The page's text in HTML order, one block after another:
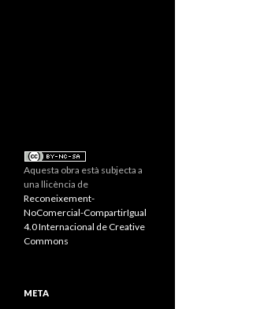
Aquesta obra està subjecta a
una llicència de
Reconeixement-
NoComercial-CompartirIgual
4.0 Internacional de Creative
Commons
META